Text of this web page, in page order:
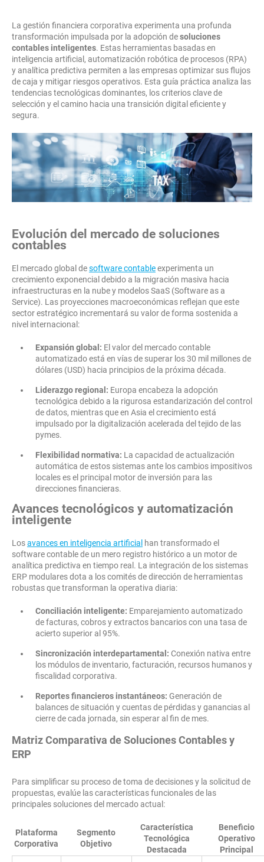
La gestión financiera corporativa experimenta una profunda
transformación impulsada por la adopción desoluciones
contables inteligentes. Estas herramientas basadas en
inteligencia artificial, automatización robótica de procesos (RPA)
y analítica predictiva permiten a las empresas optimizar sus flujos
de caja y mitigar riesgos operativos. Esta guía práctica analiza las
tendencias tecnológicas dominantes, los criterios clave de
selección y el camino hacia una transición digital eficiente y
segura.
Evolución del mercado de soluciones
contables
El mercado global desoftware contableexperimenta un
crecimiento exponencial debido a la migración masiva hacia
infraestructuras en la nube y modelos SaaS (Software as a
Service). Las proyecciones macroeconómicas reflejan que este
sector estratégico incrementará su valor de forma sostenida a
nivel internacional:
Expansión global: El valor del mercado contable
automatizado está en vías de superar los 30 mil millones de
dólares (USD) hacia principios de la próxima década.
Liderazgo regional: Europa encabeza la adopción
tecnológica debido a la rigurosa estandarización del control
de datos, mientras que en Asia el crecimiento está
impulsado por la digitalización acelerada del tejido de las
pymes.
Flexibilidad normativa: La capacidad de actualización
automática de estos sistemas ante los cambios impositivos
locales es el principal motor de inversión para las
direcciones financieras.
Avances tecnológicos y automatización
inteligente
Losavances en inteligencia artificial han transformado el
software contable de un mero registro histórico a un motor de
analítica predictiva en tiempo real. La integración de los sistemas
ERP modulares dota a los comités de dirección de herramientas
robustas que transforman la operativa diaria:
Conciliación inteligente: Emparejamiento automatizado
de facturas, cobros y extractos bancarios con una tasa de
acierto superior al 95%.
Sincronización interdepartamental: Conexión nativa entre
los módulos de inventario, facturación, recursos humanos y
fiscalidad corporativa.
Reportes financieros instantáneos: Generación de
balances de situación y cuentas de pérdidas y ganancias al
cierre de cada jornada, sin esperar al fin de mes.
Matriz Comparativa de Soluciones Contables y
ERP
Para simplificar su proceso de toma de decisiones y la solicitud de
propuestas, evalúe las características funcionales de las
principales soluciones del mercado actual:
Plataforma
Corporativa
Segmento
Objetivo
Característica
Tecnológica
Destacada
Beneficio
Operativo
Principal